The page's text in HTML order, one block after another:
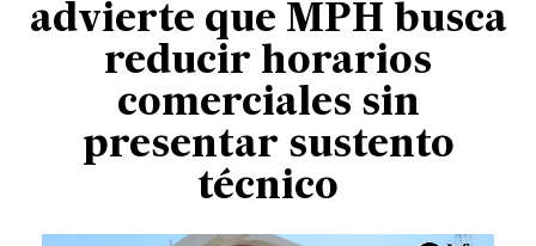
advierte que MPH busca
reducir horarios
comerciales sin
presentar sustento
técnico